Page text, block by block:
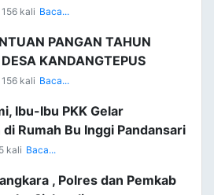
156 kali Baca...
PANGAN TAHUN
KANDANGTEPUS
156 kali Baca...
Ibu-Ibu PKK Gelar
di Rumah Bu Inggi Pandansari
kali Baca...
, Polres dan Pemkab